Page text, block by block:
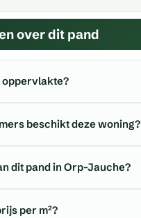
over dit pand
oppervlakte?
beschikt deze woning?
dit pand in Orp-Jauche?
per m²?